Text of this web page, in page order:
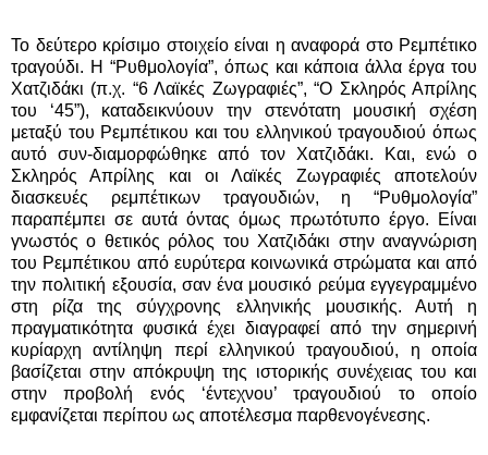
Το δεύτερο κρίσιμο στοιχείο είναι η αναφορά στο Ρεμπέτικο
τραγούδι. Η “Ρυθμολογία”, όπως και κάποια άλλα έργα του
Χατζιδάκι (π.χ. “6 Λαϊκές Ζωγραφιές”, “Ο Σκληρός Απρίλης
του ‘45”), καταδεικνύουν την στενότατη μουσική σχέση
μεταξύ του Ρεμπέτικου και του ελληνικού τραγουδιού όπως
αυτό συν-διαμορφώθηκε από τον Χατζιδάκι. Και, ενώ ο
Σκληρός Απρίλης και οι Λαϊκές Ζωγραφιές αποτελούν
διασκευές ρεμπέτικων τραγουδιών, η “Ρυθμολογία”
παραπέμπει σε αυτά όντας όμως πρωτότυπο έργο. Είναι
γνωστός ο θετικός ρόλος του Χατζιδάκι στην αναγνώριση
του Ρεμπέτικου από ευρύτερα κοινωνικά στρώματα και από
την πολιτική εξουσία, σαν ένα μουσικό ρεύμα εγγεγραμμένο
στη ρίζα της σύγχρονης ελληνικής μουσικής. Αυτή η
πραγματικότητα φυσικά έχει διαγραφεί από την σημερινή
κυρίαρχη αντίληψη περί ελληνικού τραγουδιού, η οποία
βασίζεται στην απόκρυψη της ιστορικής συνέχειας του και
στην προβολή ενός ‘έντεχνου’ τραγουδιού το οποίο
εμφανίζεται περίπου ως αποτέλεσμα παρθενογένεσης.